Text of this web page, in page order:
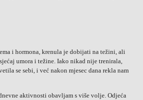
i hormona, krenula je dobijati na težini, ali
umora i težine. Iako nikad nije trenirala,
se sebi, i već nakon mjesec dana rekla nam
aktivnosti obavljam s više volje. Odjeća